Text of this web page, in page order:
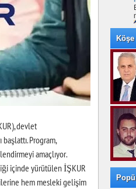
devlet
Program,
amaçlıyor.
içinde yürütülen İŞKUR
hem mesleki gelişim